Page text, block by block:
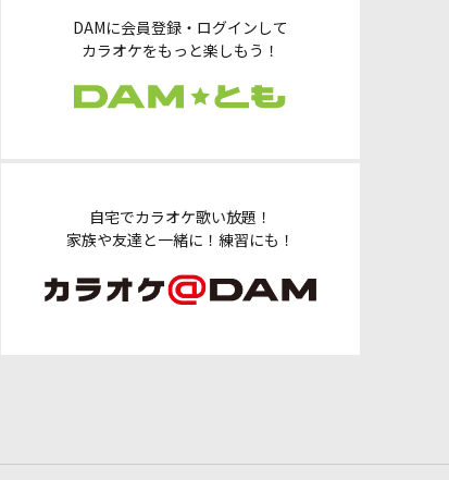
DAMに会員登録・ログインして
カラオケをもっと楽しもう！
自宅でカラオケ歌い放題！
家族や友達と一緒に！練習にも！